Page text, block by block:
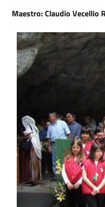
Maestro: Claudio Vecellio